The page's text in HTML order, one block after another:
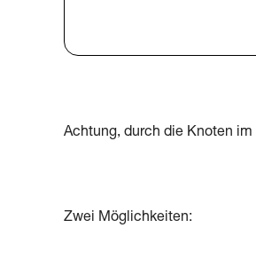
Achtung, durch die Knoten
Zwei Möglichkeiten: